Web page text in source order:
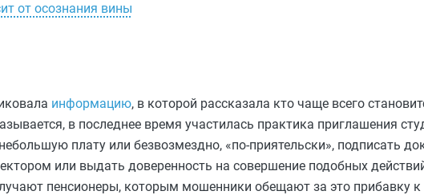
от осознания вины
информацию, в которой рассказала кто чаще всего
в последнее время участилась практика приглашения
плату или безвозмездно, «по-приятельски», подписать
или выдать доверенность на совершение подобных
пенсионеры, которым мошенники обещают за это прибавку к